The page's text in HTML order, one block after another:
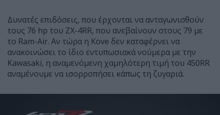
Δυνατές επιδόσεις, που έρχονται να ανταγωνισθούν
τους 76 hp του ZX-4RR, που ανεβαίνουν στους 79 με
το Ram-Air. Αν τώρα η Kove δεν καταφέρνει να
ανακοινώσει το ίδιο εντυπωσιακά νούμερα με την
Kawasaki, η αναμενόμενη χαμηλότερη τιμή του 450RR
αναμένουμε να ισορροπήσει κάπως τη ζυγαριά.